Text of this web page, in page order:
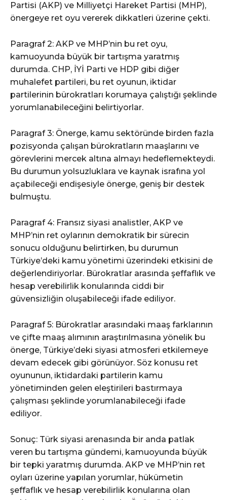
Partisi (AKP) ve Milliyetçi Hareket Partisi (MHP),
önergeye ret oyu vererek dikkatleri üzerine çekti.
Paragraf 2: AKP ve MHP’nin bu ret oyu,
kamuoyunda büyük bir tartışma yaratmış
durumda. CHP, İYİ Parti ve HDP gibi diğer
muhalefet partileri, bu ret oyunun, iktidar
partilerinin bürokratları korumaya çalıştığı şeklinde
yorumlanabileceğini belirtiyorlar.
Paragraf 3: Önerge, kamu sektöründe birden fazla
pozisyonda çalışan bürokratların maaşlarını ve
görevlerini mercek altına almayı hedeflemekteydi.
Bu durumun yolsuzluklara ve kaynak israfına yol
açabileceği endişesiyle önerge, geniş bir destek
bulmuştu.
Paragraf 4: Fransız siyasi analistler, AKP ve
MHP’nin ret oylarının demokratik bir sürecin
sonucu olduğunu belirtirken, bu durumun
Türkiye’deki kamu yönetimi üzerindeki etkisini de
değerlendiriyorlar. Bürokratlar arasında şeffaflık ve
hesap verebilirlik konularında ciddi bir
güvensizliğin oluşabileceği ifade ediliyor.
Paragraf 5: Bürokratlar arasındaki maaş farklarının
ve çifte maaş alımının araştırılmasına yönelik bu
önerge, Türkiye’deki siyasi atmosferi etkilemeye
devam edecek gibi görünüyor. Söz konusu ret
oyununun, iktidardaki partilerin kamu
yönetiminden gelen eleştirileri bastırmaya
çalışması şeklinde yorumlanabileceği ifade
ediliyor.
Sonuç: Türk siyasi arenasında bir anda patlak
veren bu tartışma gündemi, kamuoyunda büyük
bir tepki yaratmış durumda. AKP ve MHP’nin ret
oyları üzerine yapılan yorumlar, hükümetin
şeffaflık ve hesap verebilirlik konularına olan